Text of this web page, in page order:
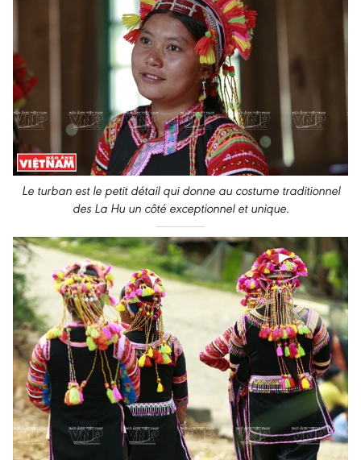
Le turban est le petit détail qui donne au costume traditionnel
des La Hu un côté exceptionnel et unique.